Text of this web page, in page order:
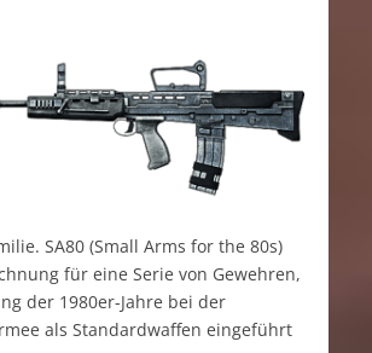
SA80 (Small Arms for the 80s)
für eine Serie von Gewehren,
der 1980er-Jahre bei der
als Standardwaffen eingeführt